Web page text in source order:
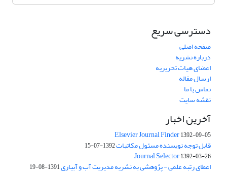
دسترسی سریع
صفحه اصلی
درباره نشریه
اعضای هیات تحریریه
ارسال مقاله
تماس با ما
نقشه سایت
آخرین اخبار
Elsevier Journal Finder1392-09-05
قابل توجه نویسنده مسئول مکاتبات1392-07-15
Journal Selector1392-03-26
اعطای رتبه علمی - پژوهشی به نشریه مدیریت آب و آبیاری1391-08-19